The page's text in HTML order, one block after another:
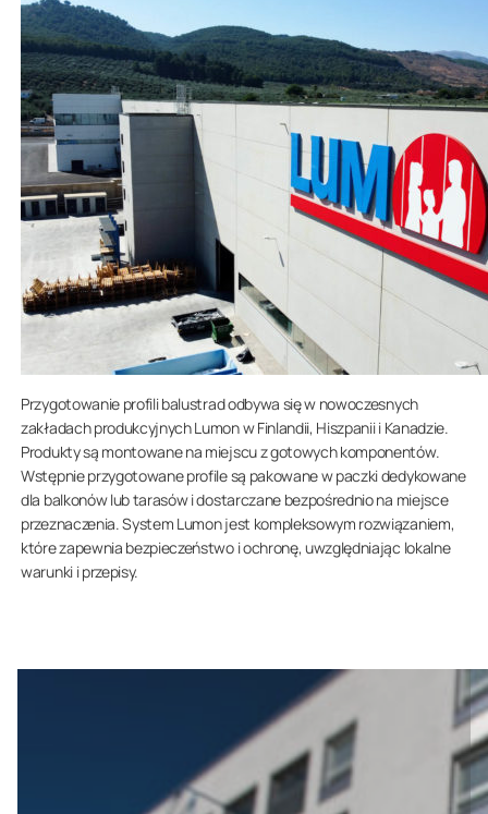
Przygotowanie profili balustrad odbywa się w nowoczesnych
zakładach produkcyjnych Lumon w Finlandii, Hiszpanii i Kanadzie.
Produkty są montowane na miejscu z gotowych komponentów.
Wstępnie przygotowane profile są pakowane w paczki dedykowane
dla balkonów lub tarasów i dostarczane bezpośrednio na miejsce
przeznaczenia. System Lumon jest kompleksowym rozwiązaniem,
które zapewnia bezpieczeństwo i ochronę, uwzględniając lokalne
warunki i przepisy.